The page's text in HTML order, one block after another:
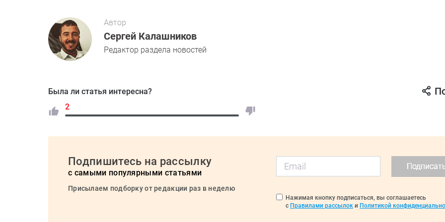
Автор
Сергей Калашников
Редактор раздела новостей
Была ли статья интересна?
2
Подпишитесь на рассылку
с самыми популярными статьями
Присылаем подборку от редакции раз в неделю
Нажимая кнопку подписаться, вы соглашаетесь
с Правилами рассылок и Политикой